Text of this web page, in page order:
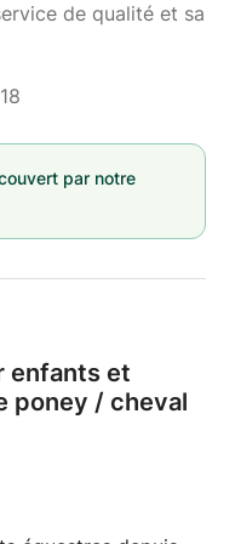
de qualité et sa
par notre
enfants et
poney / cheval